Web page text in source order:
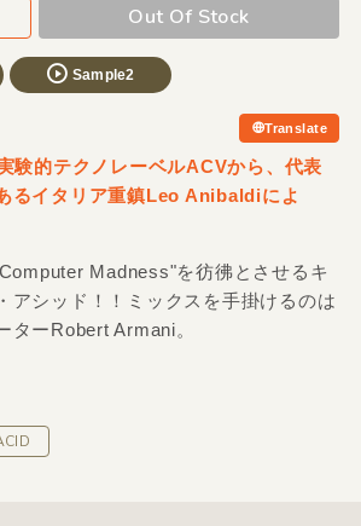
Out Of Stock
Sample2
Translate
験的テクノレーベルACVから、代表
るイタリア重鎮Leo Anibaldiによ
Madness"を彷彿とさせるキ
アシッド！！ミックスを手掛けるのは
ターRobert Armani。